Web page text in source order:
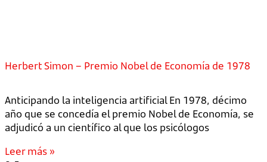
Herbert Simon – Premio Nobel de Economía de 1978
Anticipando la inteligencia artificial En 1978, décimo
año que se concedía el premio Nobel de Economía, se
adjudicó a un científico al que los psicólogos
Leer más »